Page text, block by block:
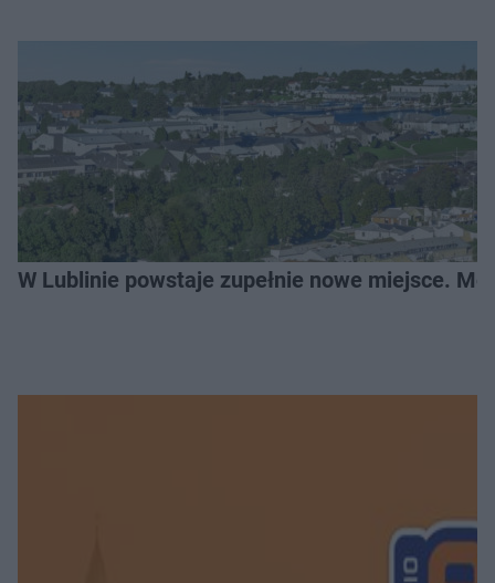
W Lublinie powstaje zupełnie nowe miejsce.